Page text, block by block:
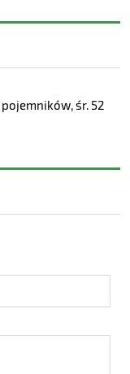
śr. 52